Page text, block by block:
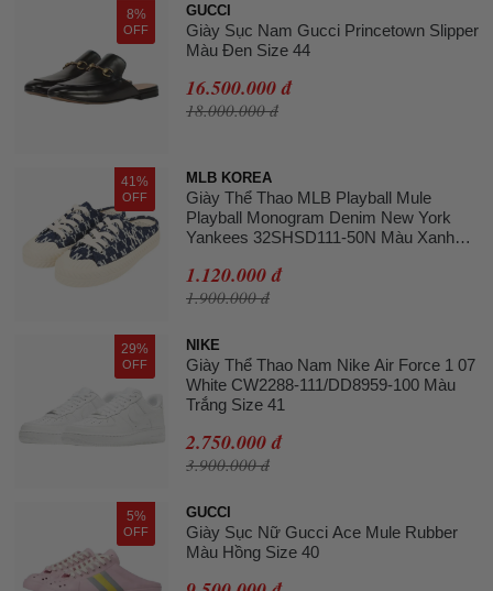
8%
OFF
GUCCI
Giày Sục Nam Gucci Princetown Slipper
Màu Đen Size 44
16.500.000 đ
18.000.000 đ
41%
OFF
MLB KOREA
Giày Thể Thao MLB Playball Mule
Playball Monogram Denim New York
Yankees 32SHSD111-50N Màu Xanh
1.120.000 đ
1.900.000 đ
29%
OFF
NIKE
Giày Thể Thao Nam Nike Air Force 1 07
White CW2288-111/DD8959-100 Màu
Trắng Size 41
2.750.000 đ
3.900.000 đ
5%
OFF
GUCCI
Giày Sục Nữ Gucci Ace Mule Rubber
Màu Hồng Size 40